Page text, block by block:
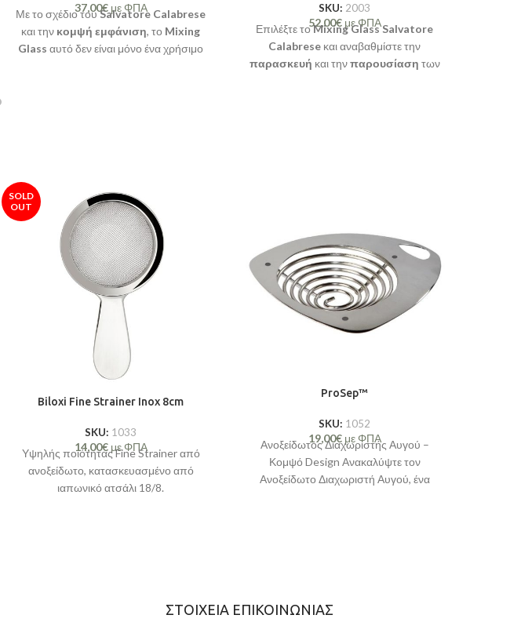
37,00€με ΦΠΑ
Με το σχέδιο τουSalvatore Calabrese
και την κομψή εμφάνιση, το Mixing
Glass αυτό δεν είναι μόνο ένα χρήσιμο
SKU: 2003
52,00€με ΦΠΑ
Επιλέξτε τοMixing Glass Salvatore
Calabrese και αναβαθμίστε την
παρασκευή και τηνπαρουσίαση των
SOLD
OUT
Biloxi Fine Strainer Inox 8cm
SKU: 1033
14,00€με ΦΠΑ
Υψηλής ποιότητας Fine Strainer από
ανοξείδωτο, κατασκευασμένο από
ιαπωνικό ατσάλι 18/8.
ProSep™
SKU: 1052
19,00€με ΦΠΑ
Ανοξείδωτος Διαχωριστής Αυγού –
Κομψό Design Ανακαλύψτε τον
Ανοξείδωτο Διαχωριστή Αυγού, ένα
ΣΤΟΙΧΕΙΑ ΕΠΙΚΟΙΝΩΝΙΑΣ